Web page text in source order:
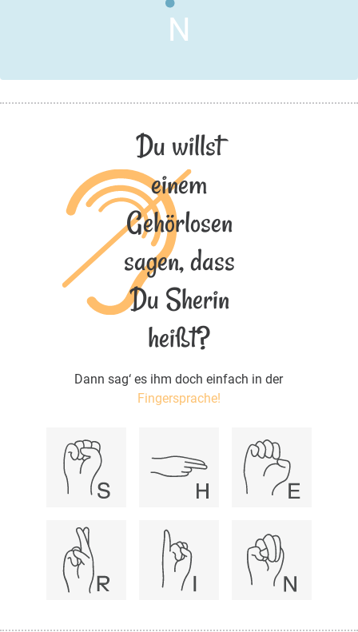
N
Du willst
einem
Gehörlosen
sagen, dass
Du Sherin
heißt?
Dann sag‘ es ihm doch einfach in der
Fingersprache!